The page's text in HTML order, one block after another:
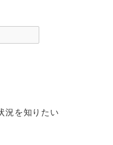
況を知りたい